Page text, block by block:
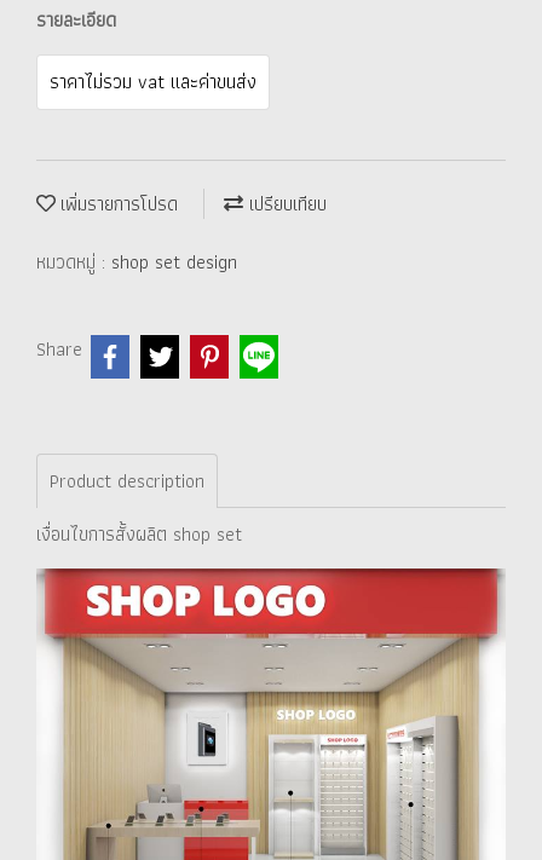
รายละเอียด
ราคาไม่รวม vat และค่าขนส่ง
เพิ่มรายการโปรด
เปรียบเทียบ
หมวดหมู่ : shop set design
Share
Product description
เงื่อนไขการสั้งผลิต shop set